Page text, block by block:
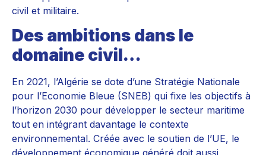
civil et militaire.
Des ambitions dans le
domaine civil…
En 2021, l’Algérie se dote d’une Stratégie Nationale
pour l’Economie Bleue (SNEB) qui fixe les objectifs à
l’horizon 2030 pour développer le secteur maritime
tout en intégrant davantage le contexte
environnemental. Créée avec le soutien de l’UE, le